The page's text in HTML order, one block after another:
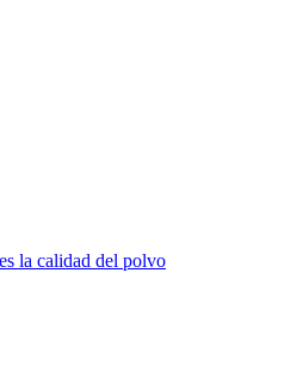
la calidad del polvo